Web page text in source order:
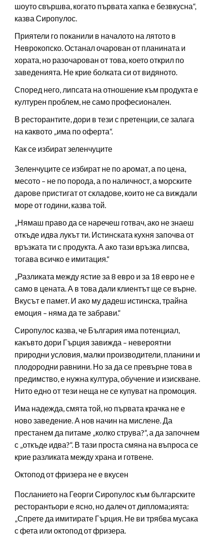
шоуто свършва, когато първата хапка е безвкусна“,
казва Сиропулос.
Приятели го поканили в началото на лятото в
Неврокопско. Останал очарован от планината и
хората, но разочарован от това, което открил по
заведенията. Не крие болката си от видяното.
Според него, липсата на отношение към продукта е
културен проблем, не само професионален.
В ресторантите, дори в тези с претенции, се залага
на каквото „има по оферта“.
Как се избират зеленчуците
Зеленчуците се избират не по аромат, а по цена,
месото – не по порода, а по наличност, а морските
дарове пристигат от складове, които не са виждали
море от години, казва той.
„Нямаш право да се наречеш готвач, ако не знаеш
откъде идва лукът ти. Истинската кухня започва от
връзката ти с продукта. А ако тази връзка липсва,
тогава всичко е имитация.“
„Разликата между ястие за 8 евро и за 18 евро не е
само в цената. А в това дали клиентът ще се върне.
Вкусът е памет. И ако му дадеш истинска, трайна
емоция – няма да те забрави.“
Сиропулос казва, че България има потенциал,
какъвто дори Гърция завижда – невероятни
природни условия, малки производители, планини и
плодородни равнини. Но за да се превърне това в
предимство, е нужна култура, обучение и изискване.
Нито едно от тези неща не се купуват на промоция.
Има надежда, смята той, но първата крачка не е
ново заведение. А нов начин на мислене. Да
престанем да питаме „колко струва?“, а да започнем
с „откъде идва?“. В тази проста смяна на въпроса се
крие разликата между храна и готвене.
Октопод от фризера не е вкусен
Посланието на Георги Сиропулос към българските
ресторантьори е ясно, но далеч от диплома;ията:
„Спрете да имитирате Гърция. Не ви трябва мусака
с фета или октопод от фризера.